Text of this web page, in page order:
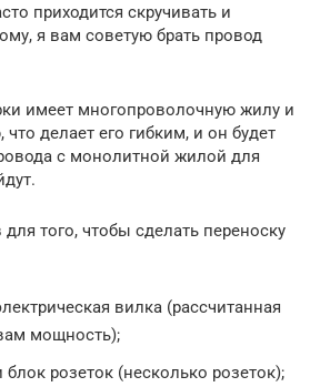
приходится скручивать и
я вам советую брать провод
имеет многопроволочную жилу и
делает его гибким, и он будет
с монолитной жилой для
того, чтобы сделать переноску
вилка (рассчитанная
мощность);
блок розеток (несколько розеток);